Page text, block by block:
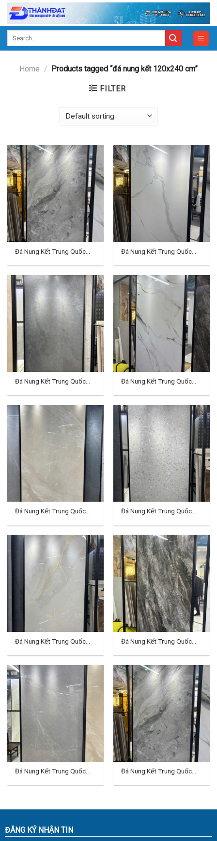
Skip
content
Home / Products tagged “đá nung kết 120x240 cm”
FILTER
Đá Nung Kết Trung Quốc
Đá Nung Kết Trung Quốc
Đá Nung Kết Trung Quốc
Đá Nung Kết Trung Quốc
Đá Nung Kết Trung Quốc
Đá Nung Kết Trung Quốc
Đá Nung Kết Trung Quốc
Đá Nung Kết Trung Quốc
Đá Nung Kết Trung Quốc
Đá Nung Kết Trung Quốc
ĐĂNG KÝ NHẬN TIN